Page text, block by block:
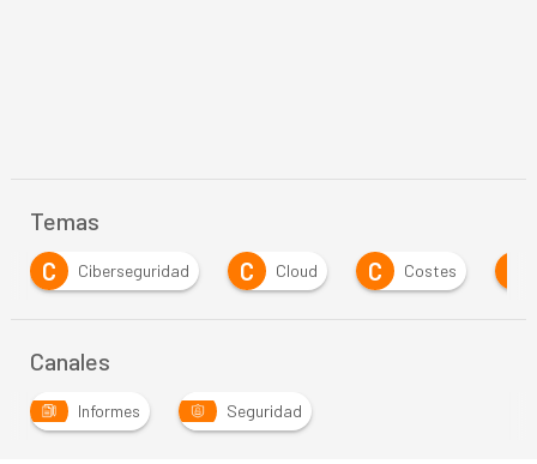
Temas
C
Cloud C Costes I infraestructuras
Canales
Informes Seguridad